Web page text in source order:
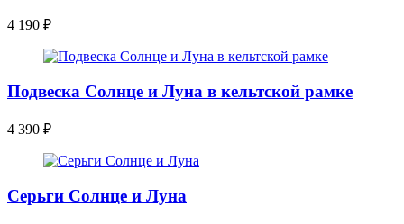
4 190 ₽
Подвеска Солнце и Луна в кельтской рамке
4 390 ₽
Серьги Солнце и Луна